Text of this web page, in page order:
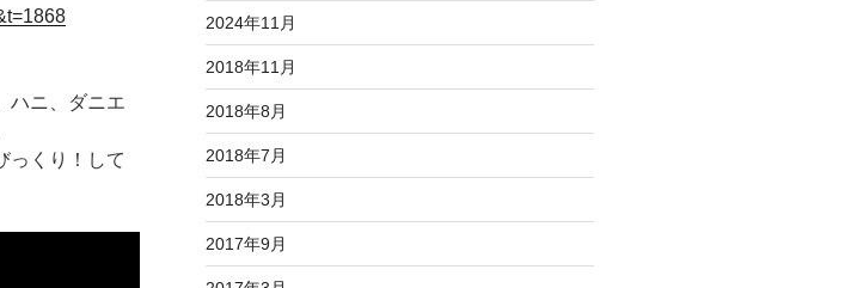
ハニ、ダニエ
っくり！して
2024年11月
2018年11月
2018年8月
2018年7月
2018年3月
2017年9月